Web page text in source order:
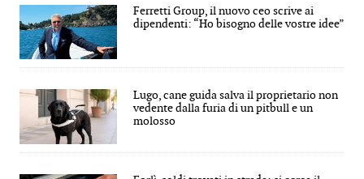
Ferretti Group, il nuovo ceo scrive ai
dipendenti: “Ho bisogno delle vostre idee”
Lugo, cane guida salva il proprietario non
vedente dalla furia di un pitbull e un
molosso